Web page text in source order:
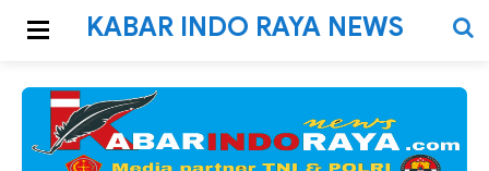
KABAR INDO RAYA NEWS